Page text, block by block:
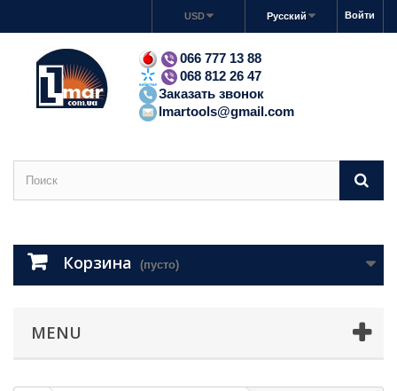
Войти
Русский
USD
066 777 13 88
068 812 26 47
Заказать звонок
lmartools@gmail.com
Корзина (пусто)
MENU